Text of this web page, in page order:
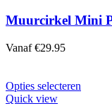
Muurcirkel Mini
Vanaf €29.95
Opties selecteren
Quick view